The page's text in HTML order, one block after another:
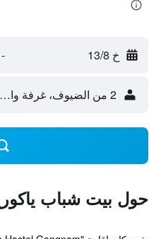
خ 13/8 -
2 من الضيوف، غرفة واحدة
حول بيت شباب